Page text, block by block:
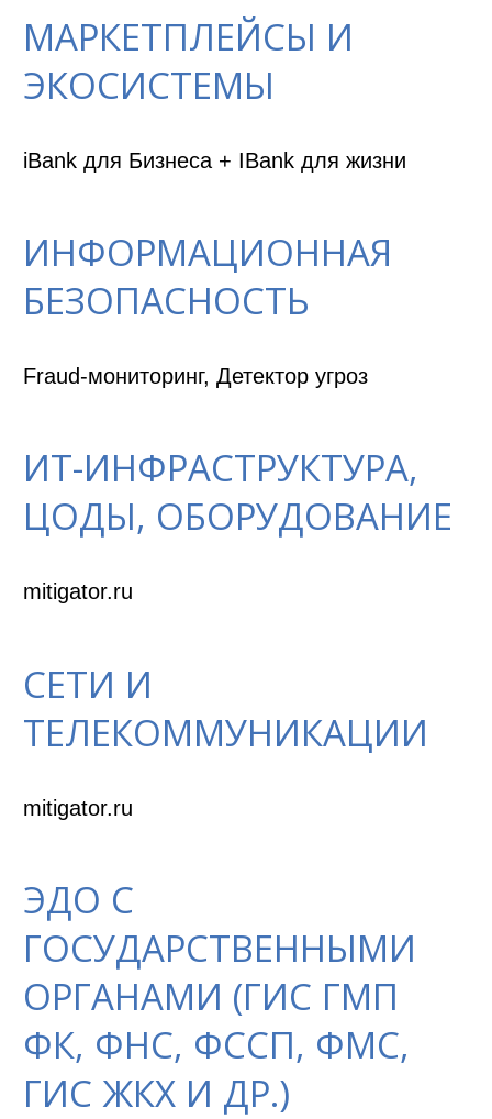
МАРКЕТПЛЕЙСЫ И
ЭКОСИСТЕМЫ
iBank для Бизнеса + IBank для жизни
ИНФОРМАЦИОННАЯ
БЕЗОПАСНОСТЬ
Fraud-мониторинг, Детектор угроз
ИТ-ИНФРАСТРУКТУРА,
ЦОДЫ, ОБОРУДОВАНИЕ
mitigator.ru
СЕТИ И
ТЕЛЕКОММУНИКАЦИИ
mitigator.ru
ЭДО С
ГОСУДАРСТВЕННЫМИ
ОРГАНАМИ (ГИС ГМП
ФК, ФНС, ФССП, ФМС,
ГИС ЖКХ И ДР.)